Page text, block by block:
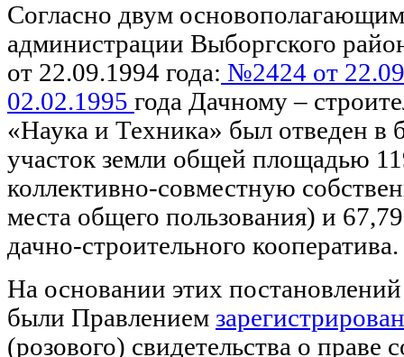
Согласно двум
администрации Выборгского
от 22.09.1994 года: №2424 от
02.02.1995 года Дачному –
«Наука и Техника» был отведен в
участок земли общей площадью
коллективно-совместную
места общего пользования) и
дачно-строительного кооператива.
На основании этих
были Правлением
(розового) свидетельства о праве